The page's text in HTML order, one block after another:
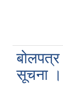
सूचना ।